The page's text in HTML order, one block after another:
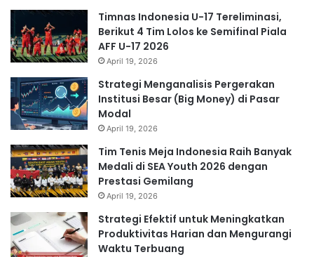
Timnas Indonesia U-17 Tereliminasi,
Berikut 4 Tim Lolos ke Semifinal Piala
AFF U-17 2026
April 19, 2026
Strategi Menganalisis Pergerakan
Institusi Besar (Big Money) di Pasar
Modal
April 19, 2026
Tim Tenis Meja Indonesia Raih Banyak
Medali di SEA Youth 2026 dengan
Prestasi Gemilang
April 19, 2026
Strategi Efektif untuk Meningkatkan
Produktivitas Harian dan Mengurangi
Waktu Terbuang